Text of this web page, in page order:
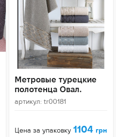
Метровые турецкие
полотенца Овал.
артикул: tr00181
Цена за упаковку 1104 грн